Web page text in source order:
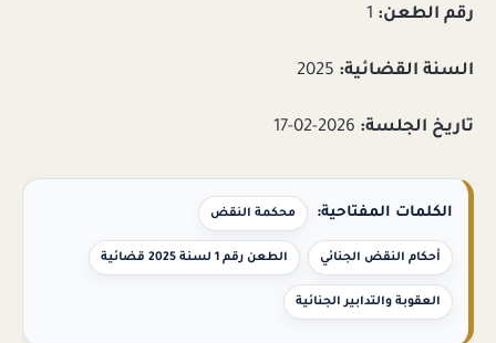
رقم الطعن:
السنة القضائية:
تاريخ الجلسة:
الكلمات المفتاحية: محكمة النقض
أحكام النقض الجنائي الطعن رقم 1 لسنة 2025 قضائية
العقوبة والتدابير الجنائية